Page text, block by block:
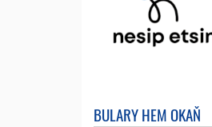
BULARY HEM OKAŇ